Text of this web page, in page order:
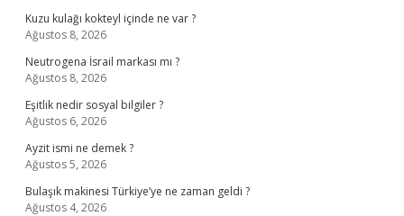
Kuzu kulağı kokteyl içinde ne var ?
Ağustos 8, 2026
Neutrogena İsrail markası mı ?
Ağustos 8, 2026
Eşitlik nedir sosyal bilgiler ?
Ağustos 6, 2026
Ayzit ismi ne demek ?
Ağustos 5, 2026
Bulaşık makinesi Türkiye’ye ne zaman geldi ?
Ağustos 4, 2026